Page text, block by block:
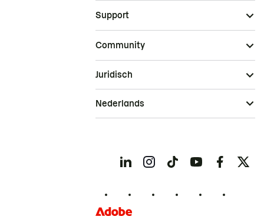
Support
Community
Juridisch
Nederlands